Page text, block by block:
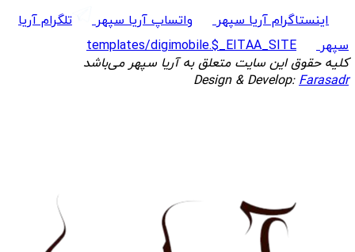
اینستاگرام آریا سپهر واتساپ آریا سپهر
تلگرام آریا
سپهر
templates/digimobile.$_EITAA_SITE
کلیه حقوق این سایت متعلق به آریا سپهر می‌باشد
Design & Develop:Farasadr